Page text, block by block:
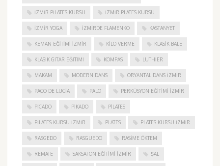
İZMIR PILATES KURSU İZMIR PLATES KURSU
İZMIR YOGA IZMIRDE FLAMENKO KASTANYET
KEMAN EĞITIMI İZMIR KILO VERME KLASIK BALE
KLASIK GITAR EĞITIMI KOMPAS LUTHIER
MAKAM MODERN DANS ORYANTAL DANS İZMIR
PACO DE LUCIA PALO PERKÜSYON EĞITIMI İZMIR
PICADO PIKADO PILATES
PILATES KURSU İZMIR PLATES PLATES KURSU İZMIR
RASGEDO RASGUEDO RASIME ÖKTEM
REMATE SAKSAFON EĞITIMI İZMIR ŞAL